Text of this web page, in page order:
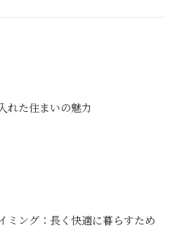
れた住まいの魅力
ミング：長く快適に暮らすため